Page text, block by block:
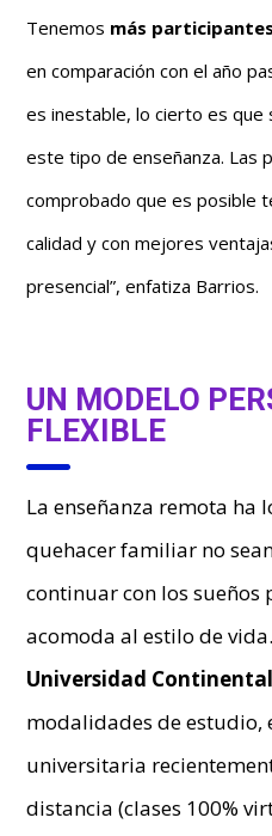
Tenemos más
en comparación con el año
es inestable, lo cierto es que
este tipo de enseñanza. Las
comprobado que es posible
calidad y con mejores
presencial”, enfatiza Barrios.
UN MODELO
FLEXIBLE
La enseñanza remota
quehacer familiar no
continuar con los sueños
acomoda al estilo de
Universidad Continental
modalidades de estudio,
universitaria
distancia (clases 100%